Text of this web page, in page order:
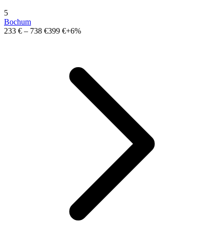
5
Bochum
233 € – 738 €399 €+6%